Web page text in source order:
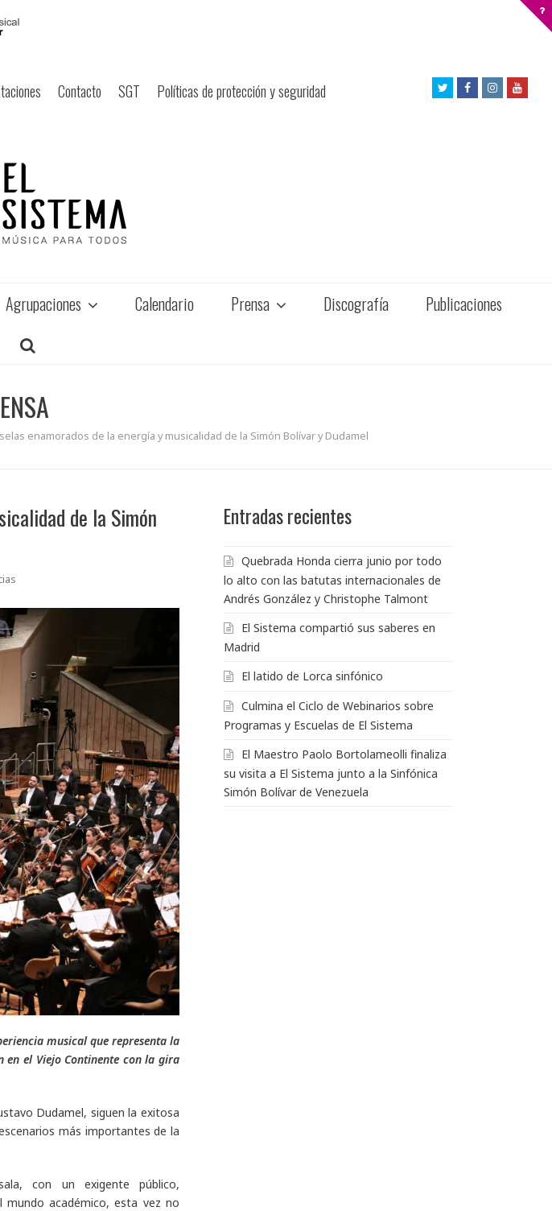
Contacto SGT Políticas de protección y seguridad
TwitterFacebookInstagram
Agrupaciones Calendario Prensa Discografía Publicaciones
enamorados de la energía y musicalidad de la Simón Bolívar y Dudamel
de la Simón
musical que representa la
en el Viejo Continente con la gira
Dudamel, siguen la exitosa
más importantes de la
con un exigente público,
académico, esta vez no
Entradas recientes
Quebrada Honda cierra junio por todo
lo alto con las batutas internacionales de
Andrés González y Christophe Talmont
El Sistema compartió sus saberes en
Madrid
El latido de Lorca sinfónico
Culmina el Ciclo de Webinarios sobre
Programas y Escuelas de El Sistema
El Maestro Paolo Bortolameolli finaliza
su visita a El Sistema junto a la Sinfónica
Simón Bolívar de Venezuela